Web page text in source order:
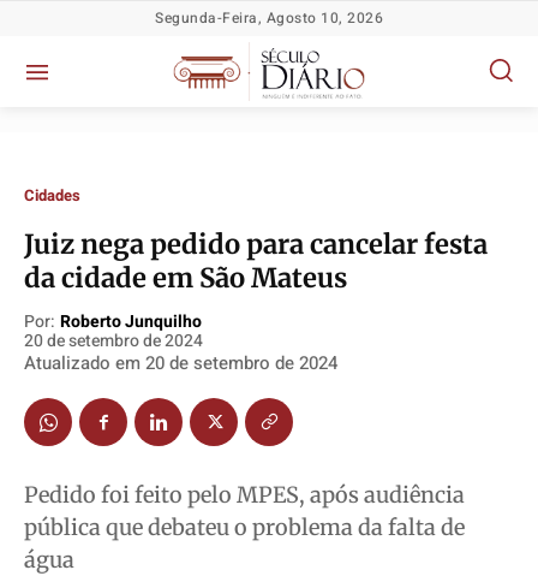
Política
Socioeconômicas
TV Século
Justiça
Educação
Meio Ambiente
Saúde
Política
Socioeconômicas
TV Século
Justiça
Educação
Meio Ambiente
Saúde
Política
Socioeconômicas
TV Século
Justiça
Educação
Meio Ambiente
Saúde
Política
Socioeconômicas
TV Século
Justiça
Educação
Meio Ambiente
Saúde
Segunda-Feira, Agosto 10, 2026
Cidades
Juiz nega pedido para cancelar festa
da cidade em São Mateus
Por: Roberto Junquilho
20 de setembro de 2024
Atualizado em 20 de setembro de 2024
Pedido foi feito pelo MPES, após audiência
pública que debateu o problema da falta de
água